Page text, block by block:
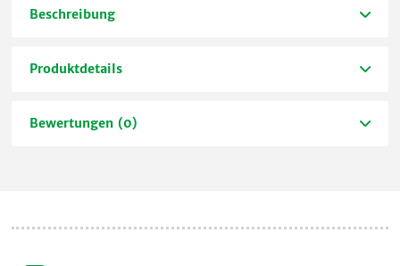
Beschreibung
Produktdetails
Bewertungen (0)